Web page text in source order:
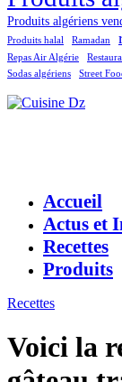
Produits algériens
Produits halal Ramadan
Repas Air Algérie
Sodas algériens Street
Accueil
Actus et
Recettes
Produits
Recettes
Voici la